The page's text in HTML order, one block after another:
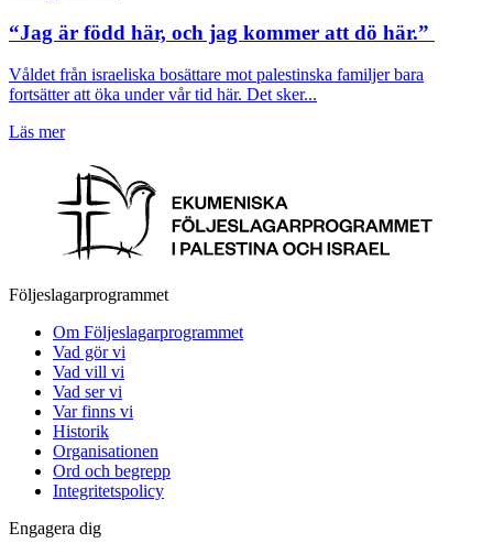
“Jag är född här, och jag kommer att dö här.”
Våldet från israeliska bosättare mot palestinska familjer bara
fortsätter att öka under vår tid här. Det sker...
Läs mer
Följeslagarprogrammet
Om Följeslagarprogrammet
Vad gör vi
Vad vill vi
Vad ser vi
Var finns vi
Historik
Organisationen
Ord och begrepp
Integritetspolicy
Engagera dig